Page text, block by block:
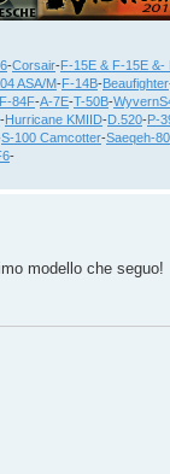
-Corsair-F-15E & F-15E &-
ASA/M-F-14B-Beaufighter
F-84F-A-7E-T-50B-
-Hurricane KMIID-D.520-P-
S-100 Camcotter-Saeqeh-80
-
modello che seguo!